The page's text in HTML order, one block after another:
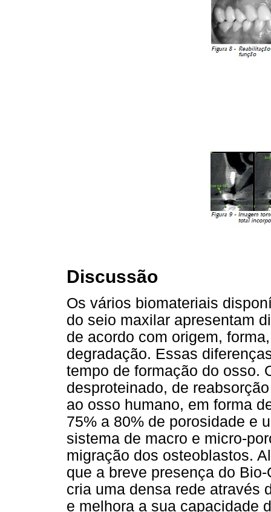
Discussão
Os vários biomateriais
do seio maxilar apresentam
de acordo com origem,
degradação. Essas
tempo de formação do osso.
desproteinado, de
ao osso humano, em forma
75% a 80% de porosidade e
sistema de macro e micro-
migração dos osteoblastos.
que a breve presença do
cria uma densa rede através
e melhora a sua capacidade